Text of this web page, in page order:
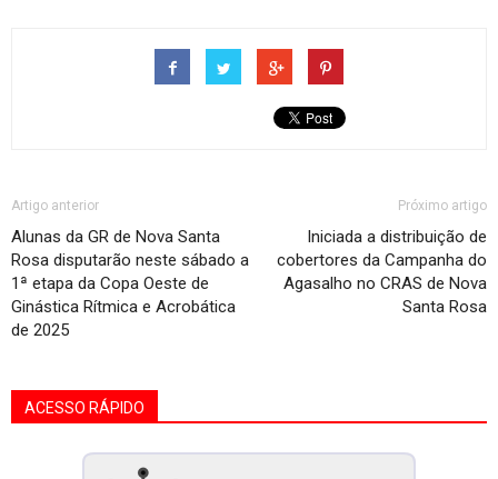
Artigo anterior
Alunas da GR de Nova Santa
Rosa disputarão neste sábado a
1ª etapa da Copa Oeste de
Ginástica Rítmica e Acrobática
de 2025
Próximo artigo
Iniciada a distribuição de
cobertores da Campanha do
Agasalho no CRAS de Nova
Santa Rosa
ACESSO RÁPIDO